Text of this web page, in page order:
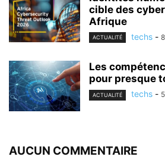
cible des
Afrique
ACTUALITÉ techs -
Les
pour presque
ACTUALITÉ techs -
AUCUN COMMENTAIRE